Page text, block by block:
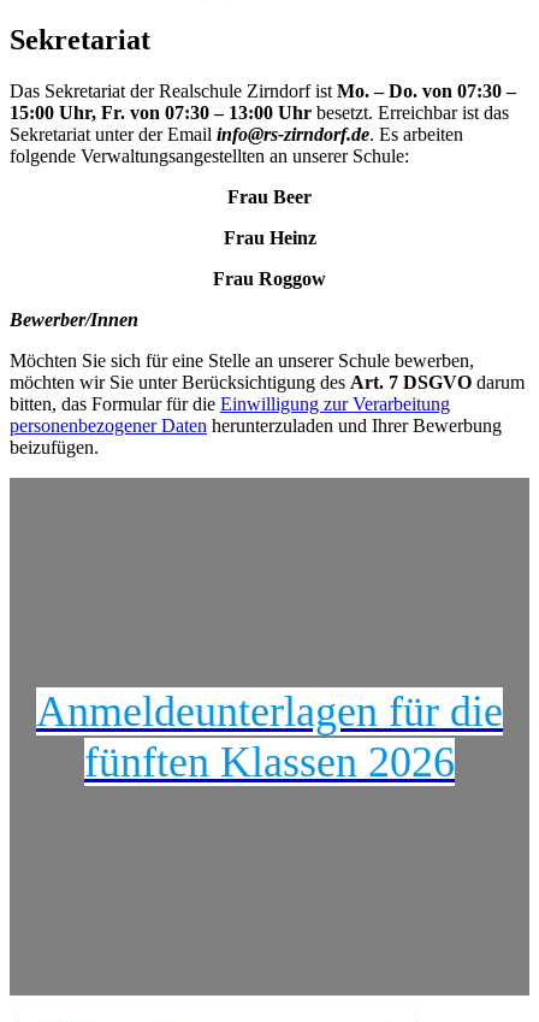
Sekretariat
Das Sekretariat der Realschule Zirndorf ist Mo. – Do. von 07:30 –
15:00 Uhr, Fr. von 07:30 – 13:00 Uhr besetzt. Erreichbar ist das
Sekretariat unter der Email info@rs-zirndorf.de. Es arbeiten
folgende Verwaltungsangestellten an unserer Schule:
Frau Beer
Frau Heinz
Frau Roggow
Bewerber/Innen
Möchten Sie sich für eine Stelle an unserer Schule bewerben,
möchten wir Sie unter Berücksichtigung des Art. 7 DSGVO darum
bitten, das Formular für die Einwilligung zur Verarbeitung
personenbezogener Daten herunterzuladen und Ihrer Bewerbung
beizufügen.
Anmeldeunterlagen für die
fünften Klassen 2026